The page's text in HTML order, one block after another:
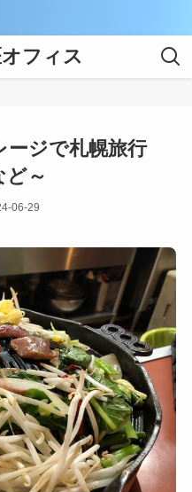
フィス
ージで札幌旅行
ど～
06-29